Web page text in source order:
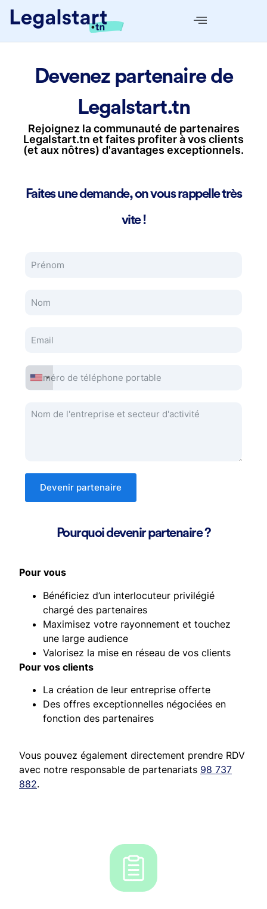
Devenez partenaire de
Legalstart.tn
Rejoignez la communauté de partenaires
Legalstart.tn et faites profiter à vos clients
(et aux nôtres) d'avantages exceptionnels.
Faites une demande, on vous rappelle très
vite !
Devenir partenaire
Pourquoi devenir partenaire ?
Pour vous
Bénéficiez d’un interlocuteur privilégié
chargé des partenaires
Maximisez votre rayonnement et touchez
une large audience
Valorisez la mise en réseau de vos clients
Pour vos clients
La création de leur entreprise offerte
Des offres exceptionnelles négociées en
fonction des partenaires
Vous pouvez également directement prendre RDV
avec notre responsable de partenariats 98 737
882.